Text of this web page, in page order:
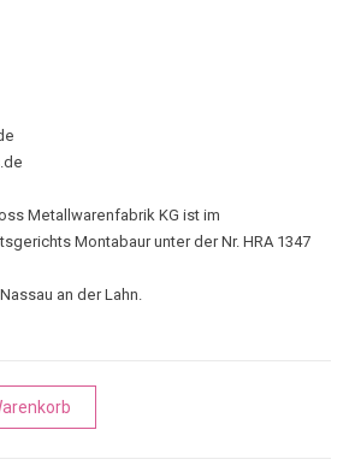
Metallwarenfabrik KG ist im
Montabaur unter der Nr. HRA 1347
an der Lahn.
6 Kreisformen Ø 7,5cm 8-teilig Menge